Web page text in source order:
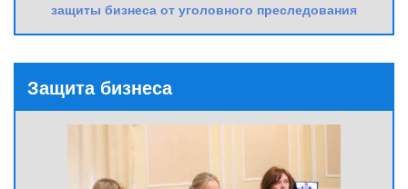
защиты бизнеса от уголовного преследования
Защита бизнеса